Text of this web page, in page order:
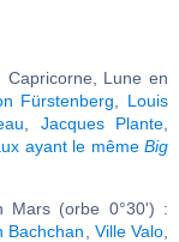
Capricorne, Lune en
Fürstenberg
Louis
Jacques Plante
ayant le mêmeBig
Mars (orbe 0°30') :
Bachchan Ville Valo